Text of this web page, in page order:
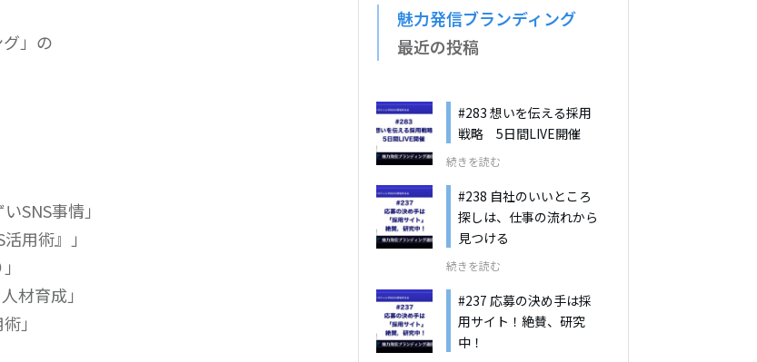
」の
SNS事情」
用術』」
材育成」
」
魅力発信ブランディング
最近の投稿
#283 想いを伝える採用
戦略 5日間LIVE開催
続きを読む
#238 自社のいいところ
探しは、仕事の流れから
見つける
続きを読む
#237 応募の決め手は採
用サイト！絶賛、研究
中！